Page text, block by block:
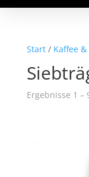
Start/ Kaffee
Ergebnisse 1 –